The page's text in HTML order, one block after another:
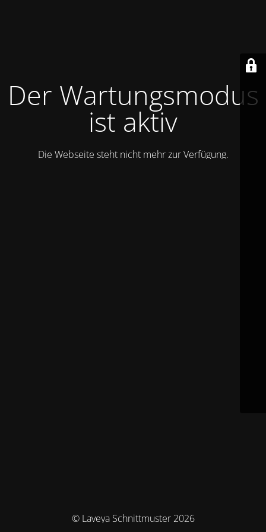
Der Wartungsmodus
ist aktiv
Die Webseite steht nicht mehr zur Verfügung.
© Laveya Schnittmuster 2026